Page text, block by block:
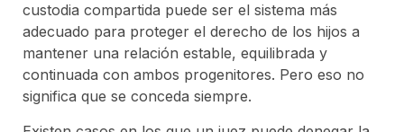
custodia compartida puede ser el sistema más
adecuado para proteger el derecho de los hijos a
mantener una relación estable, equilibrada y
continuada con ambos progenitores. Pero eso no
significa que se conceda siempre.